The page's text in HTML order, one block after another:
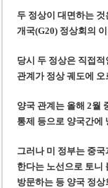
두 정상이 대면하는
개국(G20) 정상회의
당시 두 정상은 직접
관계가 정상 궤도에
양국 관계는 올해 2월
통제 등으로 양국간에
그러나 미 정부는 중
한다는 노선으로 토니
방문하는 등 양국 정